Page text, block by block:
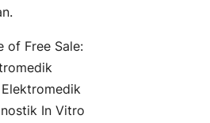
of Free Sale:
In Vitro